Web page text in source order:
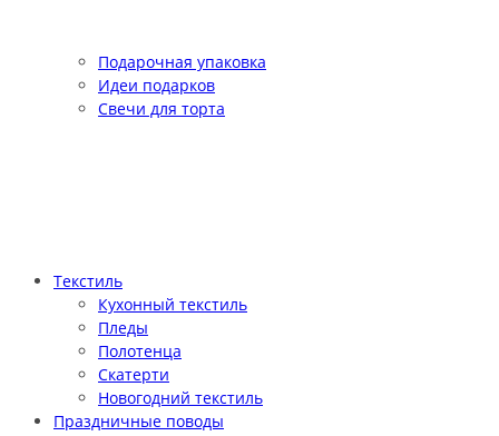
Подарочная упаковка
Идеи подарков
Свечи для торта
Текстиль
Кухонный текстиль
Пледы
Полотенца
Скатерти
Новогодний текстиль
Праздничные поводы